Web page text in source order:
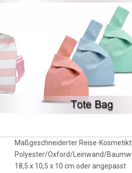
Maßgeschneiderter Reise-
Polyester/Oxford/Leinwand/
18,5 x 10,5 x 10 cm oder angepasst